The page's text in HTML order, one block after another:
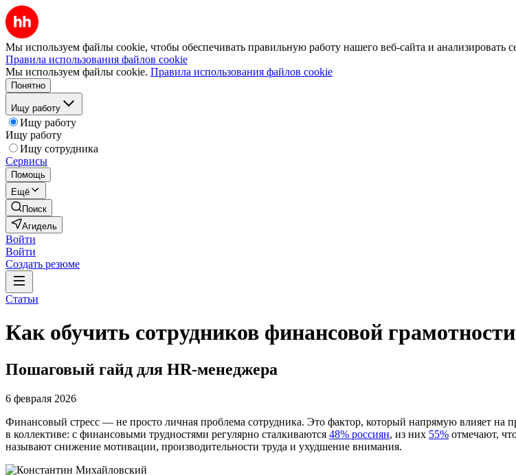
Мы используем файлы cookie, чтобы обеспечивать правильную работу нашего веб-сайта и анализировать
Правила использования файлов cookie
Мы используем файлы cookie. Правила использования файлов cookie
Понятно
Ищу работу
Ищу работу
Ищу работу
Ищу сотрудника
Сервисы
Помощь
Ещё
Поиск
Агидель
Войти
Войти
Создать резюме
Статьи
Как обучить сотрудников финансовой
Пошаговый гайд для HR-менеджера
6 февраля 2026
Финансовый стресс — не просто личная проблема сотрудника. Это фактор, который напрямую влияет на
в коллективе: с финансовыми трудностями регулярно сталкиваются 48% россиян, из них 55% отмечают,
называют снижение мотивации, производительности труда и ухудшение внимания.